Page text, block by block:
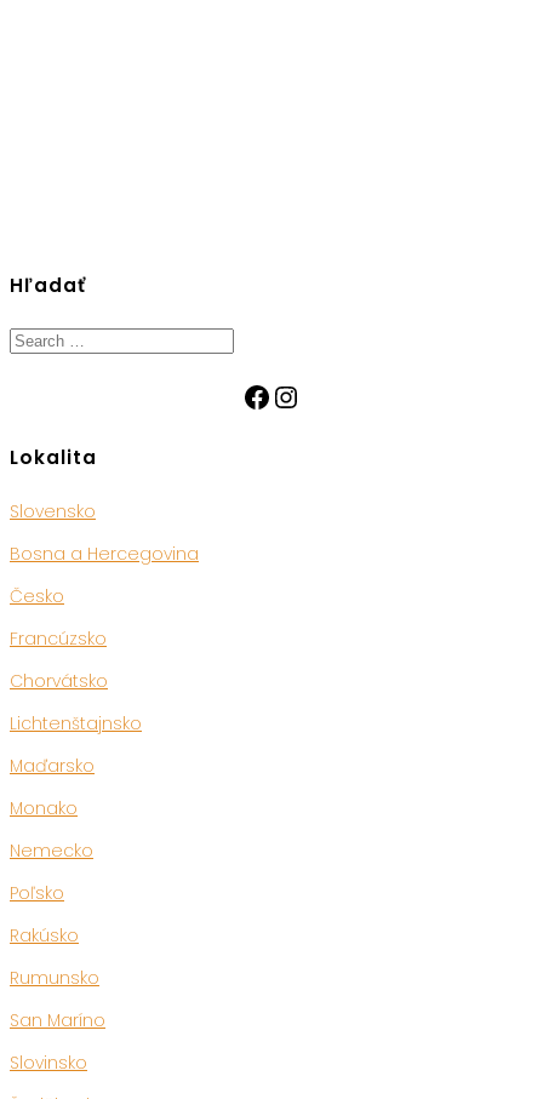
Hľadať
Search
Facebook
Instagram
Lokalita
Slovensko
Bosna a Hercegovina
Česko
Francúzsko
Chorvátsko
Lichtenštajnsko
Maďarsko
Monako
Nemecko
Poľsko
Rakúsko
Rumunsko
San Maríno
Slovinsko